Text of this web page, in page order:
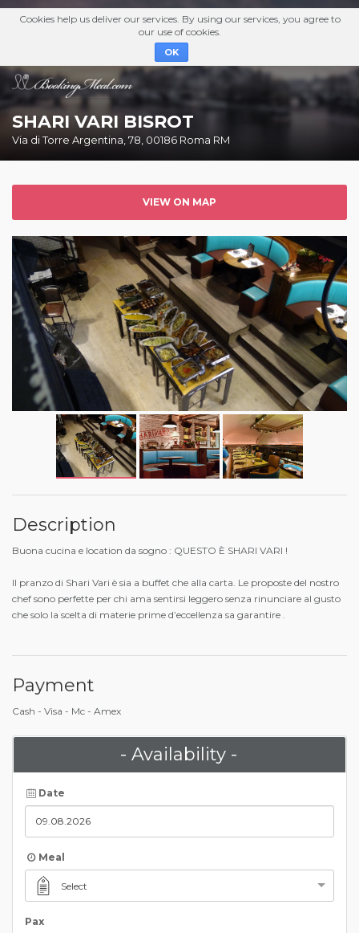
Cookies help us deliver our services. By using our services, you agree to
our use of cookies.
OK
SHARI VARI BISROT
Via di Torre Argentina, 78, 00186 Roma RM
VIEW ON MAP
Description
Buona cucina e location da sogno : QUESTO È SHARI VARI !
Il pranzo di Shari Vari è sia a buffet che alla carta. Le proposte del nostro
chef sono perfette per chi ama sentirsi leggero senza rinunciare al gusto
che solo la scelta di materie prime d’eccellenza sa garantire .
Payment
Cash - Visa - Mc - Amex
- Availability -
Date
Meal
Select
Pax